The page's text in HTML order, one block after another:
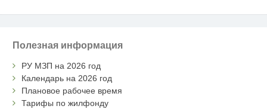
Полезная информация
РУ МЗП на 2026 год
Календарь на 2026 год
Плановое рабочее время
Тарифы по жилфонду